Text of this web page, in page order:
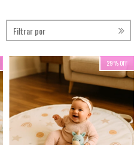
Filtrar por
29% OFF